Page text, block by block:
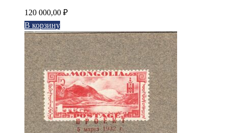
120 000,00 ₽
В корзину